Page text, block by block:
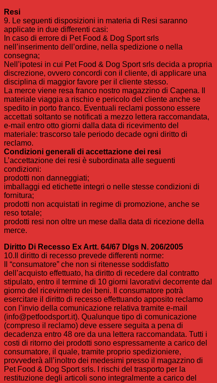
Resi
9. Le seguenti disposizioni in materia di Resi saranno
applicate in due differenti casi:
In caso di errore di Pet Food & Dog Sport srls
nell’inserimento dell’ordine, nella spedizione o nella
consegna;
Nell’ipotesi in cui Pet Food & Dog Sport srls decida a propria
discrezione, ovvero concordi con il cliente, di applicare una
disciplina di maggior favore per il cliente stesso.
La merce viene resa franco nostro magazzino di Capena. Il
materiale viaggia a rischio e pericolo del cliente anche se
spedito in porto franco. Eventuali reclami possono essere
accettati soltanto se notificati a mezzo lettera raccomandata,
e-mail entro otto giorni dalla data di ricevimento del
materiale: trascorso tale periodo decade ogni diritto di
reclamo.
Condizioni generali di accettazione dei resi
L’accettazione dei resi è subordinata alle seguenti
condizioni:
prodotti non danneggiati;
imballaggi ed etichette integri o nelle stesse condizioni di
fornitura;
prodotti non acquistati in regime di promozione, anche se
reso totale;
prodotti resi non oltre un mese dalla data di ricezione della
merce.
Diritto Di Recesso Ex Artt. 64/67 Dlgs N. 206/2005
10.Il diritto di recesso prevede differenti norme:
Il “consumatore” che non si ritenesse soddisfatto
dell’acquisto effettuato, ha diritto di recedere dal contratto
stipulato, entro il termine di 10 giorni lavorativi decorrente dal
giorno del ricevimento dei beni. Il consumatore potrà
esercitare il diritto di recesso effettuando apposito reclamo
con l’invio della comunicazione relativa tramite e-mail
(info@petfoodsport.it). Qualunque tipo di comunicazione
(compreso il reclamo) deve essere seguita a pena di
decadenza entro 48 ore da una lettera raccomandata. Tutti i
costi di ritorno dei prodotti sono espressamente a carico del
consumatore, il quale, tramite proprio spedizioniere,
provvederà all’inoltro dei medesimi presso il magazzino di
Pet Food & Dog Sport srls. I rischi del trasporto per la
restituzione degli articoli sono integralmente a carico del